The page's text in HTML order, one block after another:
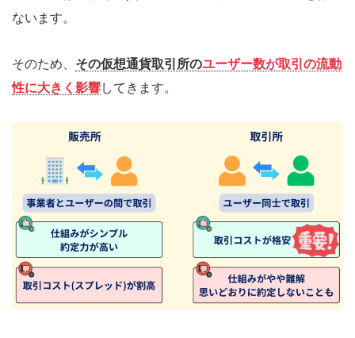
ないます。
そのため、 その仮想通貨取引所のユーザー数が取引の流動
性に大きく影響してきます。